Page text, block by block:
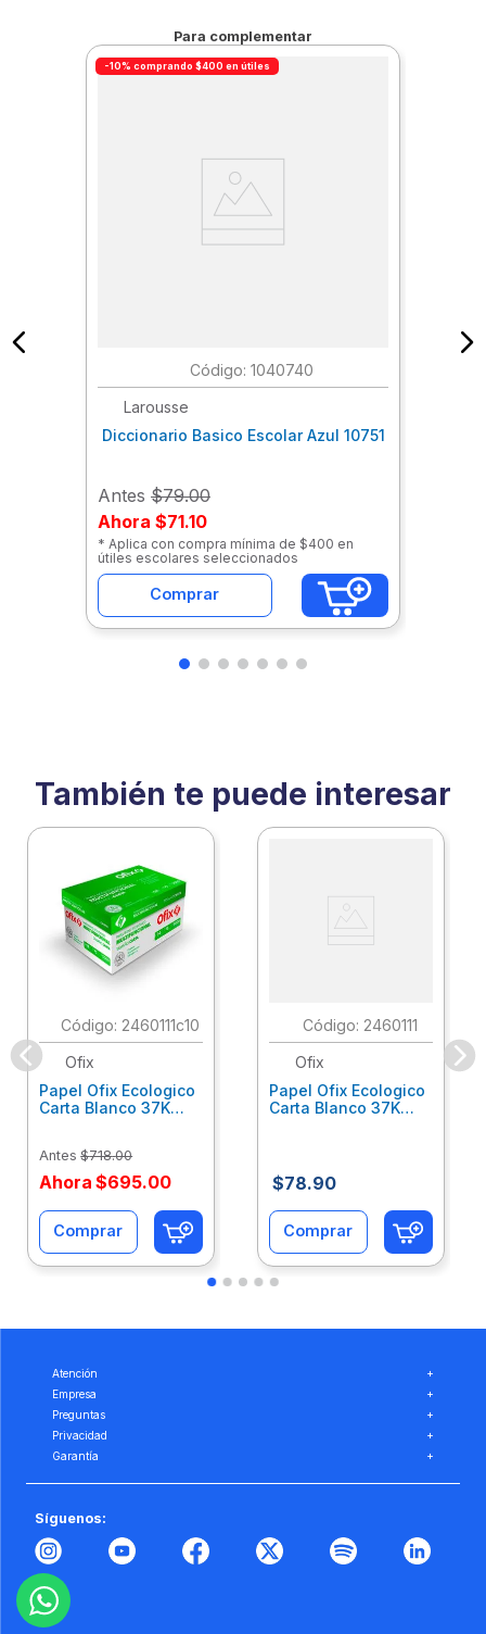
Para complementar
-10% comprando $400 en útiles
: 1040740
Larousse
Diccionario Basico Escolar Azul 10751
Antes $79.00
Ahora $71.10
* Aplica con compra mínima de $400 en
útiles escolares seleccionados
Comprar
También te puede interesar
: 2460111c10
Ofix
Papel Ofix Ecologico
Carta Blanco 37K
Antes $718.00
Ahora $695.00
Comprar
: 2460111
Ofix
Papel Ofix Ecologico
Carta Blanco 37K
$78.90
Comprar
Atención
+
Empresa
+
Preguntas
+
Privacidad
+
Garantía
+
Síguenos: